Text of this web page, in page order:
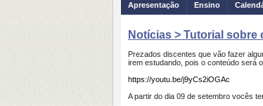
Apresentação Ensino
Notícias > Tutorial
Prezados discentes que vão fazer
irem estudando, pois o conteúdo será
https://youtu.be/j9yCs2iOGAc
A partir do dia 09 de setembro vocês